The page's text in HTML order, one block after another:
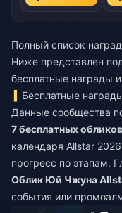
Полный список
Ниже представлен
бесплатные награды
Бесплатные
Данные сообщества
7 бесплатных обликов
календаря Allstar
прогресс по этапам.
Облик Юй Чжуна
события или